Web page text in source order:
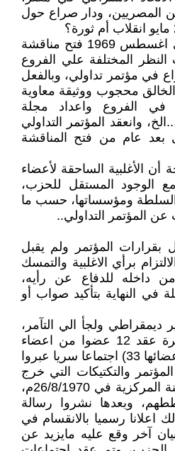
المصريين، ودار صراع حول
قررت اللجنة المركزية في اغسطس 1969 فتح مناقشة
المختلفة علي الفروع
في مؤتمر تداولي، وبالفعل
محجوب ووثيقة معاوية
في الفروع واعداد مجلة
134، 135، 136،..الخ، وانعقد المؤتمر التداولي
1970م، أى بعد عام من فتح المناقشة
أن الأغلبية الساحقة لأعضاء
الوجود المستقل للحزب،
ومؤسساتها، حسب ما
المؤتمر التداولي..
بقرارات المؤتمر ولم يقبل
برأي الاغلبية والتمسك
داخله للدفاع عن رأيه،
في النهاية بتأكيد صواب أو
ديمقراطي ولجأ الي التآمر،
اذ بعد نهاية المؤتمر مباشرة عقد 12 عضوا من اعضاء
اللجنة المركزية (مجموع اعضائها 33) اجتماعا سريا عبروا
والتكتيكات التي خرج
بها، ثم حضروا اجتماع اللجنة المركزية في 26/8/1970م،
وبعدها نشروا رسالة
اعلانا رسميا بالانقسام في
ذلك بيان آخر وقع عليه مايزيد عن